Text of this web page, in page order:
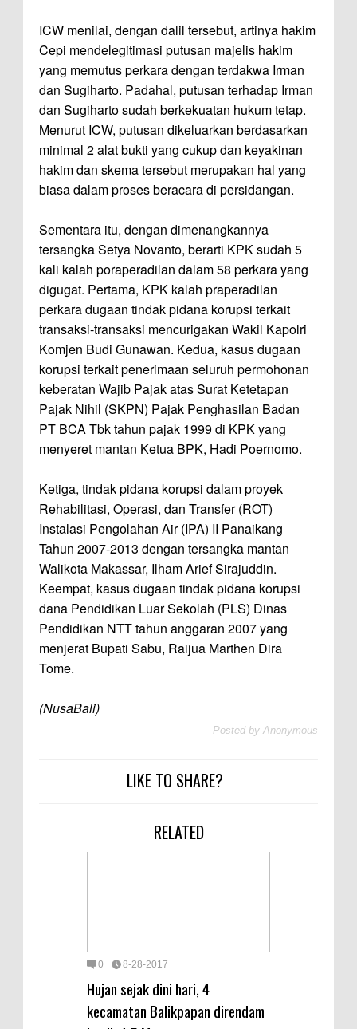
ICW menilai, dengan dalil tersebut, artinya hakim
Cepi mendelegitimasi putusan majelis hakim
yang memutus perkara dengan terdakwa Irman
dan Sugiharto. Padahal, putusan terhadap Irman
dan Sugiharto sudah berkekuatan hukum tetap.
Menurut ICW, putusan dikeluarkan berdasarkan
minimal 2 alat bukti yang cukup dan keyakinan
hakim dan skema tersebut merupakan hal yang
biasa dalam proses beracara di persidangan.
Sementara itu, dengan dimenangkannya
tersangka Setya Novanto, berarti KPK sudah 5
kali kalah poraperadilan dalam 58 perkara yang
digugat. Pertama, KPK kalah praperadilan
perkara dugaan tindak pidana korupsi terkait
transaksi-transaksi mencurigakan Wakil Kapolri
Komjen Budi Gunawan. Kedua, kasus dugaan
korupsi terkait penerimaan seluruh permohonan
keberatan Wajib Pajak atas Surat Ketetapan
Pajak Nihil (SKPN) Pajak Penghasilan Badan
PT BCA Tbk tahun pajak 1999 di KPK yang
menyeret mantan Ketua BPK, Hadi Poernomo.
Ketiga, tindak pidana korupsi dalam proyek
Rehabilitasi, Operasi, dan Transfer (ROT)
Instalasi Pengolahan Air (IPA) II Panaikang
Tahun 2007-2013 dengan tersangka mantan
Walikota Makassar, Ilham Arief Sirajuddin.
Keempat, kasus dugaan tindak pidana korupsi
dana Pendidikan Luar Sekolah (PLS) Dinas
Pendidikan NTT tahun anggaran 2007 yang
menjerat Bupati Sabu, Raijua Marthen Dira
Tome.
(NusaBali)
Posted by Anonymous
LIKE TO SHARE?
RELATED
0 8-28-2017
Hujan sejak dini hari, 4
kecamatan Balikpapan direndam